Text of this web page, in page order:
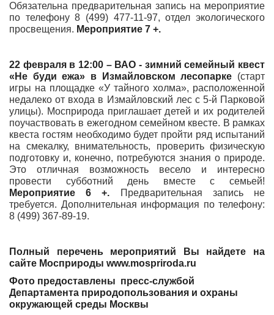
Обязательна предварительная запись на мероприятие
по телефону 8 (499) 477-11-97, отдел экологического
просвещения. Мероприятие 7 +.
22 февраля в 12:00 – ВАО - зимний семейный квест
«Не буди ежа» в Измайловском лесопарке (старт
игры на площадке «У тайного холма», расположенной
недалеко от входа в Измайловский лес с 5-й Парковой
улицы). Мосприрода приглашает детей и их родителей
поучаствовать в ежегодном семейном квесте. В рамках
квеста гостям необходимо будет пройти ряд испытаний
на смекалку, внимательность, проверить физическую
подготовку и, конечно, потребуются знания о природе.
Это отличная возможность весело и интересно
провести субботний день вместе с семьей!
Мероприятие 6 +. Предварительная запись не
требуется. Дополнительная информация по телефону:
8 (499) 367-89-19.
Полный перечень мероприятий Вы найдете на
сайте Мосприроды www.mospriroda.ru
Фото предоставлены пресс-службой
Департамента природопользования и охраны
окружающей среды Москвы